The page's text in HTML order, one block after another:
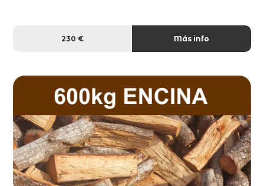
230 € Más info